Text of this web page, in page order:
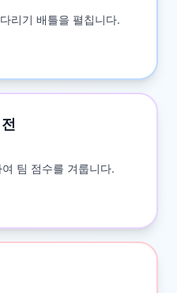
리기 배틀을 펼칩니다.
팀 점수를 겨룹니다.